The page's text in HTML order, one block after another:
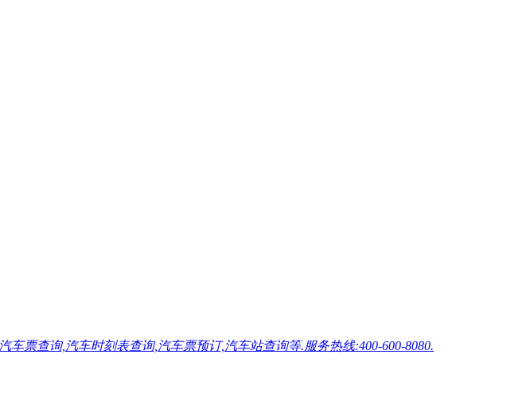
票查询,汽车时刻表查询,汽车票预订,汽车站查询等.服务热线:400-600-8080.